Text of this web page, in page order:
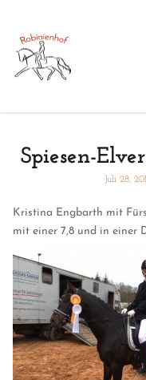
Spiesen-
Juli 28,
Kristina Engbarth mit
mit einer 7,8 und in einer